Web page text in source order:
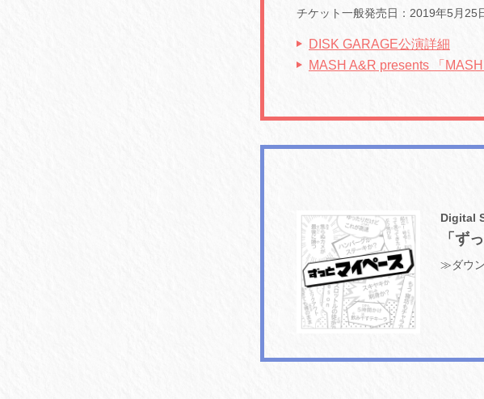
チケット一般発売日：2019年5月25
DISK GARAGE公演詳細
MASH A&R presents 「
Digital
「ず
≫ダウ